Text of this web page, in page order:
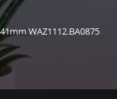
WAZ1112.BA0875